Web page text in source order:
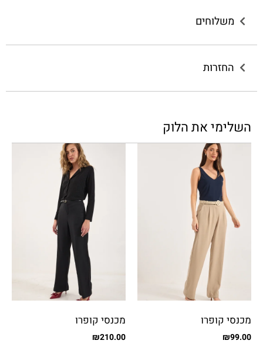
משלוחים
החזרות
השלימי את הלוק
מכנסי קופרו
₪99.00
מכנסי קופרו
₪210.00